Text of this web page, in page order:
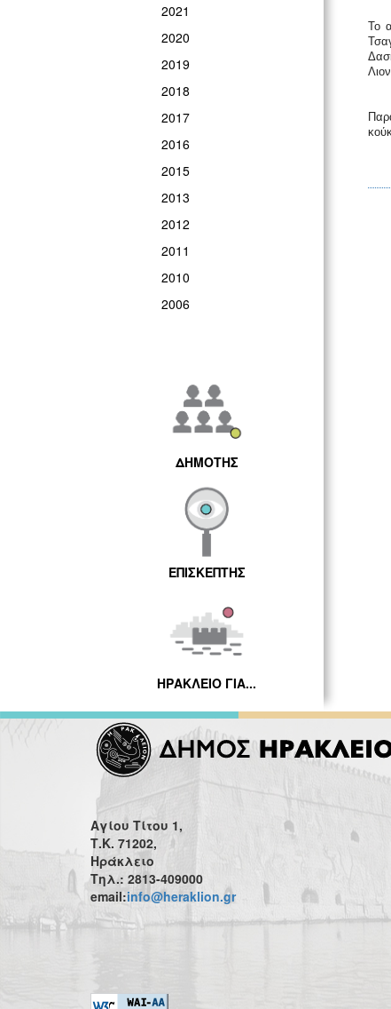
2021
2020
2019
2018
2017
2016
2015
2013
2012
2011
2010
2006
ΔΗΜΟΤΗΣ
ΕΠΙΣΚΕΠΤΗΣ
ΗΡΑΚΛΕΙΟ ΓΙΑ...
Το
Αγίου Τίτου 1,
Τ.Κ. 71202,
Ηράκλειο
Τηλ.: 2813-409000
email:info@heraklion.gr